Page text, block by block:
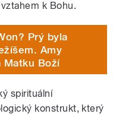
k Bohu.
Prý byla
Amy
Matku Boží
spirituální
konstrukt, který